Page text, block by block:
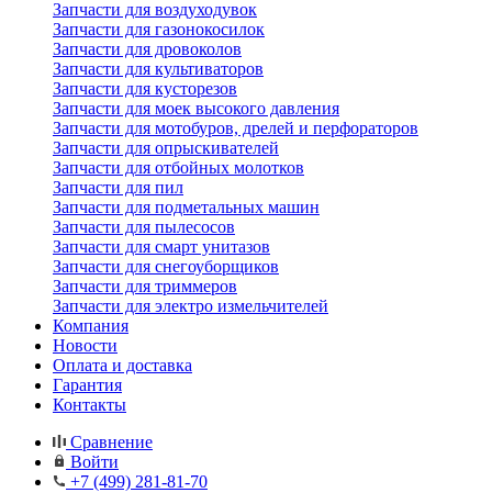
Запчасти для воздуходувок
Запчасти для газонокосилок
Запчасти для дровоколов
Запчасти для культиваторов
Запчасти для кусторезов
Запчасти для моек высокого давления
Запчасти для мотобуров, дрелей и перфораторов
Запчасти для опрыскивателей
Запчасти для отбойных молотков
Запчасти для пил
Запчасти для подметальных машин
Запчасти для пылесосов
Запчасти для смарт унитазов
Запчасти для снегоуборщиков
Запчасти для триммеров
Запчасти для электро измельчителей
Компания
Новости
Оплата и доставка
Гарантия
Контакты
Сравнение
Войти
+7 (499) 281-81-70